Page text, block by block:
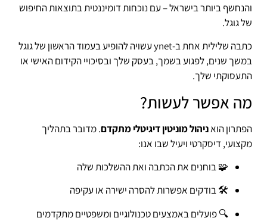
והנחשף ביותר בישראל – עם נוכחות דומיננטית בתוצאות החיפוש
של גוגל.
כתבה שלילית אחת ב-ynet עשויה להופיע בעמוד הראשון של גוגל
במשך שנים, לפגוע בשמך, בעסק שלך ובסיכויי הקידום האישי או
התעסוקתי שלך.
מה אפשר לעשות?
הפתרון הואניהול מוניטין דיגיטלי מתקדם. מדובר בתהליך
מקצועי, דיסקרטי ויעיל שבו אנו:
🧩 בוחנים את הכתבה ואת ההשלכות שלה
🛠️ בודקים אפשרות להסרה ישירה או עקיפה
🔍 פועלים באמצעים טכנולוגיים ומשפטיים מתקדמים